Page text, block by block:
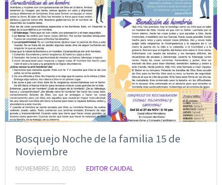
Bosquejo Noche de la familia 15 de
Noviembre
NOVIEMBRE 20, 2020 EDITOR CAUDAL